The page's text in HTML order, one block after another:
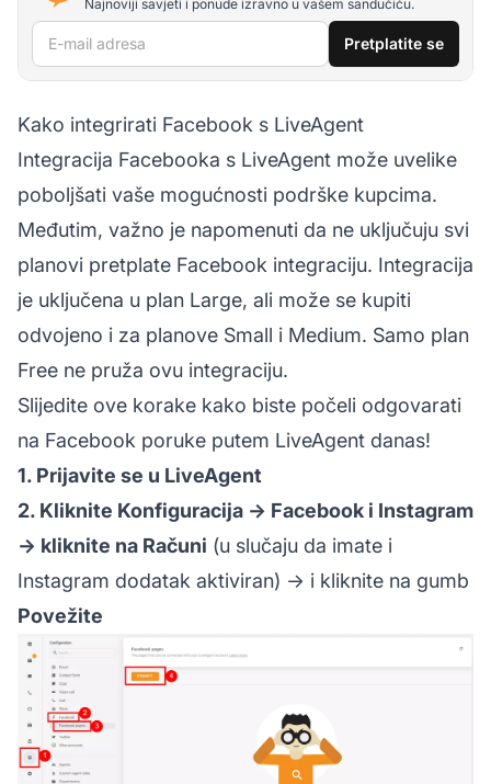
Najnoviji savjeti i ponude izravno u vašem sandučiću.
E-mail adresa Pretplatite se
Kako integrirati Facebook s LiveAgent
Integracija Facebooka s LiveAgent može uvelike
poboljšati vaše mogućnosti podrške kupcima.
Međutim, važno je napomenuti da ne uključuju svi
planovi pretplate Facebook integraciju. Integracija
je uključena u plan Large, ali može se kupiti
odvojeno i za planove Small i Medium. Samo plan
Free ne pruža ovu integraciju.
Slijedite ove korake kako biste počeli odgovarati
na Facebook poruke putem LiveAgent danas!
1. Prijavite se u LiveAgent
2. Kliknite Konfiguracija → Facebook i Instagram
→ kliknite na Računi (u slučaju da imate i
Instagram dodatak aktiviran) → i kliknite na gumb
Povežite